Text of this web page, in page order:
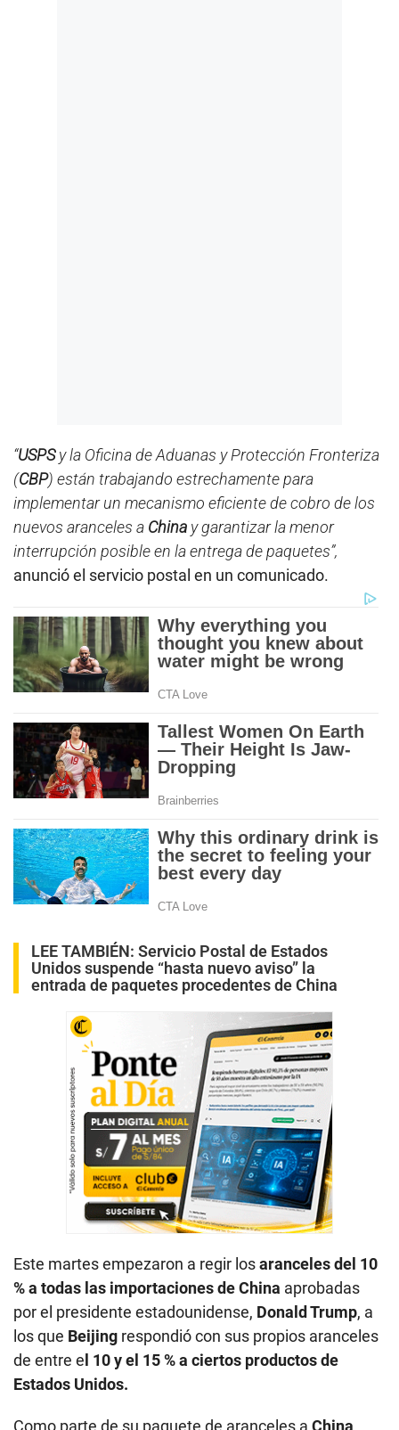
“USPSy la Oficina de Aduanas y Protección Fronteriza
(CBP) están trabajando estrechamente para
implementar un mecanismo eficiente de cobro de los
nuevos aranceles a China y garantizar la menor
interrupción posible en la entrega de paquetes”,
anunció el servicio postal en un comunicado.
LEE TAMBIÉN: Servicio Postal de Estados
Unidos suspende “hasta nuevo aviso” la
entrada de paquetes procedentes de China
Este martes empezaron a regir losaranceles del 10
% a todas las importaciones de China aprobadas
por el presidente estadounidense, Donald Trump, a
los que Beijing respondió con sus propios aranceles
de entre el 10 y el 15 % a ciertos productos de
Estados Unidos.
Como parte de su paquete de aranceles a China